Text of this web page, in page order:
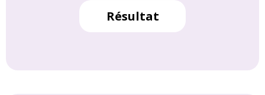
Résultat